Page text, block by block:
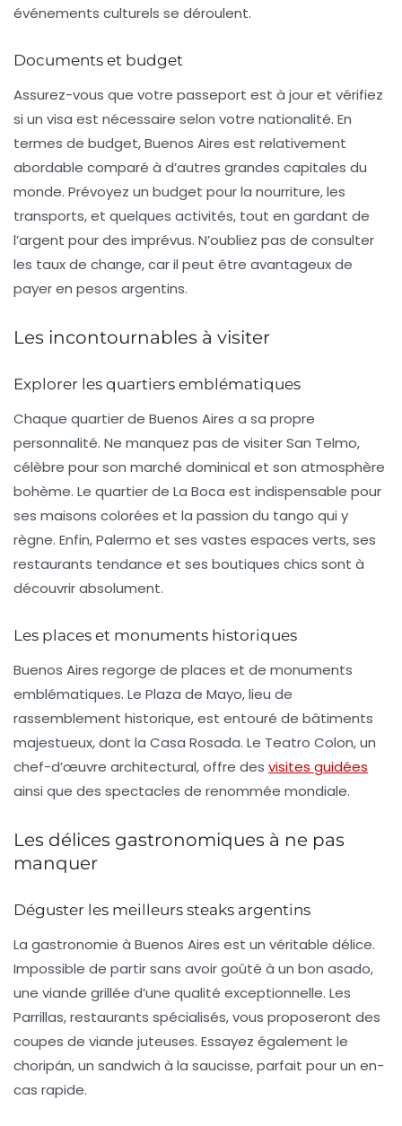
événements culturels se déroulent.
Documents et budget
Assurez-vous que votre passeport est à jour et vérifiez
si un visa est nécessaire selon votre nationalité. En
termes de budget, Buenos Aires est relativement
abordable comparé à d’autres grandes capitales du
monde. Prévoyez un budget pour la nourriture, les
transports, et quelques activités, tout en gardant de
l’argent pour des imprévus. N’oubliez pas de consulter
les taux de change, car il peut être avantageux de
payer en pesos argentins.
Les incontournables à visiter
Explorer les quartiers emblématiques
Chaque quartier de Buenos Aires a sa propre
personnalité. Ne manquez pas de visiterSan Telmo,
célèbre pour son marché dominical et son atmosphère
bohème. Le quartier de La Boca est indispensable pour
ses maisons colorées et la passion du tango qui y
règne. Enfin,Palermo et ses vastes espaces verts, ses
restaurants tendance et ses boutiques chics sont à
découvrir absolument.
Les places et monuments historiques
Buenos Aires regorge de places et de monuments
emblématiques. Le Plaza de Mayo, lieu de
rassemblement historique, est entouré de bâtiments
majestueux, dont la Casa Rosada. Le Teatro Colon, un
chef-d’œuvre architectural, offre des visites guidées
ainsi que des spectacles de renommée mondiale.
Les délices gastronomiques à ne pas
manquer
Déguster les meilleurs steaks argentins
La gastronomie à Buenos Aires est un véritable délice.
Impossible de partir sans avoir goûté à un bon asado,
une viande grillée d’une qualité exceptionnelle. Les
Parrillas, restaurants spécialisés, vous proposeront des
coupes de viande juteuses. Essayez également le
choripán, un sandwich à la saucisse, parfait pour un en-
cas rapide.